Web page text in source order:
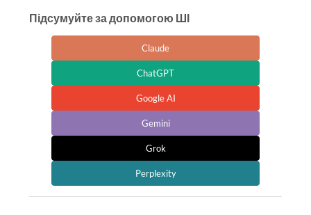
Підсумуйте за допомогою ШІ
Claude
ChatGPT
Google AI
Gemini
Grok
Perplexity